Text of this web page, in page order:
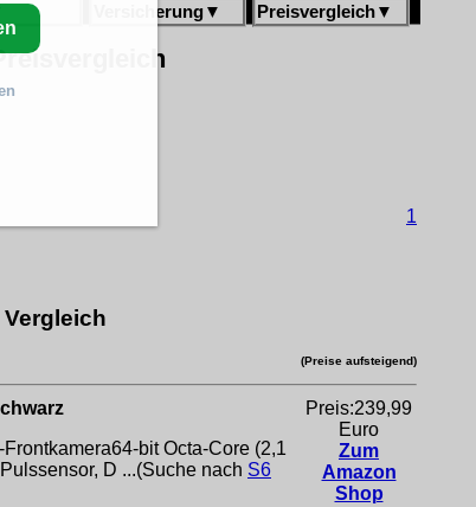
Versicherung▼ Preisvergleich▼
1
(Preise aufsteigend)
bit Octa-Core (2,1
D ...(Suche nach S6
Preis:239,99
Euro
Zum
Amazon
Shop